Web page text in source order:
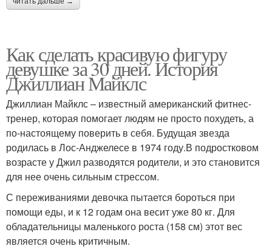
Как сделать красивую фигуру
девушке за 30 дней. История
Джиллиан Майклс
Джиллиан Майклс – известный американский фитнес-
тренер, которая помогает людям не просто похудеть, а
по-настоящему поверить в себя. Будущая звезда
родилась в Лос-Анджелесе в 1974 году.В подростковом
возрасте у Джил разводятся родители, и это становится
для нее очень сильным стрессом.
С переживаниями девочка пытается бороться при
помощи еды, и к 12 годам она весит уже 80 кг. Для
обладательницы маленького роста (158 см) этот вес
является очень критичным.